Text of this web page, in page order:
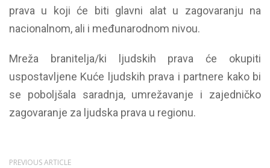
prava u koji će biti glavni alat u zagovaranju na
nacionalnom, ali i međunarodnom nivou.
Mreža branitelja/ki ljudskih prava će okupiti
uspostavljene Kuće ljudskih prava i partnere kako bi
se poboljšala saradnja, umrežavanje i zajedničko
zagovaranje za ljudska prava u regionu.
PREVIOUS ARTICLE